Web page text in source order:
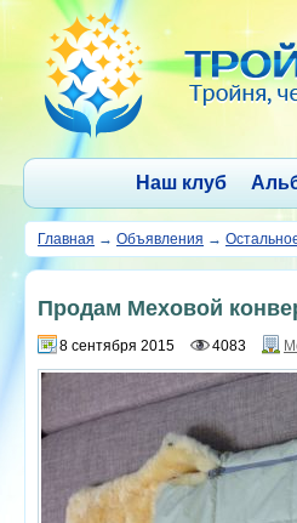
Наш клуб
Главная → Объявления →
Продам Меховой
8 сентября 2015 4083